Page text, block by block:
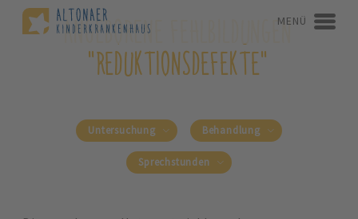
MENÜ
ANGEBORENE FEHLBILDUNGEN
"REDUKTIONSDEFEKTE"
Untersuchung Behandlung
Sprechstunden